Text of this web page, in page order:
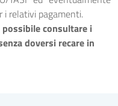
i relativi pagamenti.
consultare i
doversi recare in